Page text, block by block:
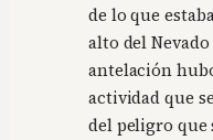
de lo que
alto del
antelación
actividad que
del peligro que